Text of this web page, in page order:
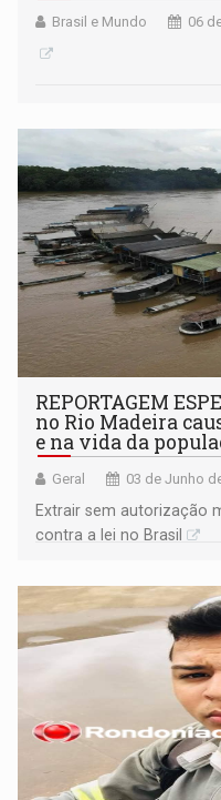
Brasil e Mundo 06
REPORTAGEM
no Rio Madeira
e na vida da
Geral 03 de Junho
Extrair sem autorização
contra a lei no Brasil